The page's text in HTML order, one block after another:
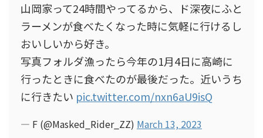
山岡家って24時間やってるから、ド深夜にふと
ラーメンが食べたくなった時に気軽に行けるし
おいしいから好き。
写真フォルダ漁ったら今年の1月4日に高崎に
行ったときに食べたのが最後だった。近いうち
に行きたい pic.twitter.com/nxn6aU9isQ
— F (@Masked_Rider_ZZ) March 13, 2023